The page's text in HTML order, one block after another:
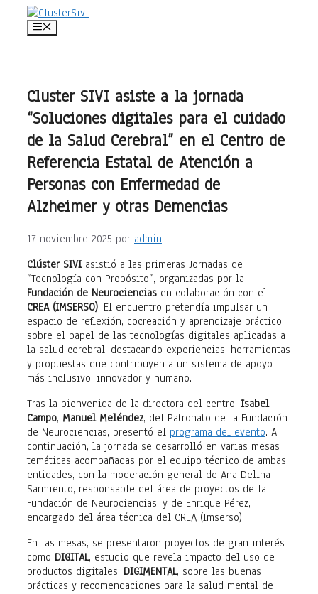
Saltar
Menú
Cluster SIVI asiste a la jornada
“Soluciones digitales para el cuidado
de la Salud Cerebral” en el Centro de
Referencia Estatal de Atención a
Personas con Enfermedad de
Alzheimer y otras Demencias
17 noviembre 2025 por admin
Clúster SIVIasistió a las primeras Jornadas de
“Tecnología con Propósito”, organizadas por la
Fundación de Neurociencias en colaboración con el
CREA (IMSERSO). El encuentro pretendía impulsar un
espacio de reflexión, cocreación y aprendizaje práctico
sobre el papel de las tecnologías digitales aplicadas a
la salud cerebral, destacando experiencias, herramientas
y propuestas que contribuyen a un sistema de apoyo
más inclusivo, innovador y humano.
Tras la bienvenida de la directora del centro, Isabel
Campo, Manuel Meléndez, del Patronato de la Fundación
de Neurociencias, presentó el programa del evento. A
continuación, la jornada se desarrolló en varias mesas
temáticas acompañadas por el equipo técnico de ambas
entidades, con la moderación general de Ana Delina
Sarmiento, responsable del área de proyectos de la
Fundación de Neurociencias, y de Enrique Pérez,
encargado del área técnica del CREA (Imserso).
En las mesas, se presentaron proyectos de gran interés
como DIGITAL, estudio que revela impacto del uso de
productos digitales, DIGIMENTAL, sobre las buenas
prácticas y recomendaciones para la salud mental de